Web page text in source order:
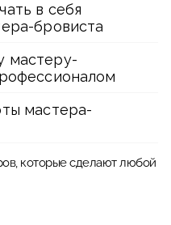
в себя
бровиста
мастеру-
мастера-
которые сделают любой